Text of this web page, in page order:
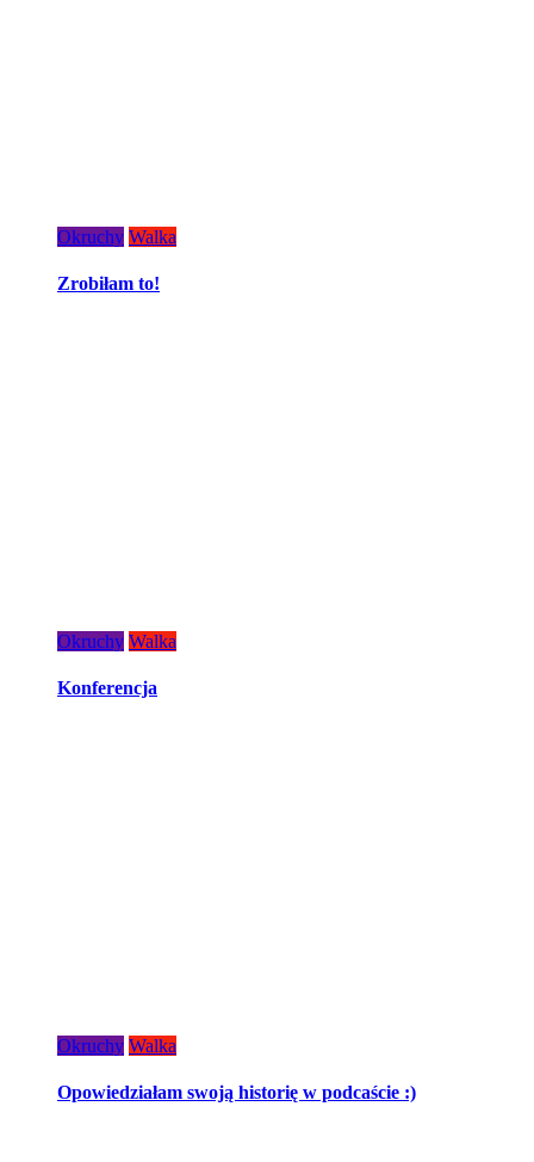
Okruchy Walka
Zrobiłam to!
Okruchy Walka
Konferencja
Okruchy Walka
Opowiedziałam swoją historię w podcaście :)